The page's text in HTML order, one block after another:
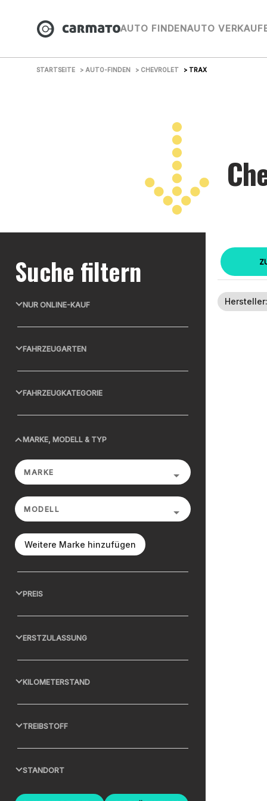
AUTO FINDENAUTO
STARTSEITE > AUTO-FINDEN > CHEVROLET > TRAX
Suche filtern
NUR ONLINE-KAUF
FAHRZEUGARTEN
FAHRZEUGKATEGORIE
MARKE, MODELL & TYP
MARKE
MODELL
Weitere Marke hinzufügen
PREIS
ERSTZULASSUNG
KILOMETERSTAND
TREIBSTOFF
STANDORT
Hersteller